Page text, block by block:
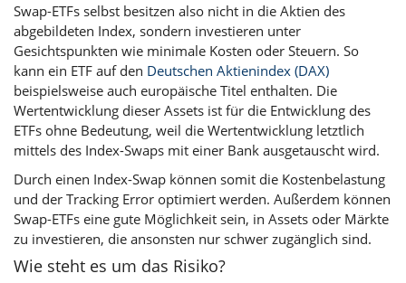
Swap-ETFs selbst besitzen also nicht in die Aktien des
abgebildeten Index, sondern investieren unter
Gesichtspunkten wie minimale Kosten oder Steuern. So
kann ein ETF auf den Deutschen Aktienindex (DAX)
beispielsweise auch europäische Titel enthalten. Die
Wertentwicklung dieser Assets ist für die Entwicklung des
ETFs ohne Bedeutung, weil die Wertentwicklung letztlich
mittels des Index-Swaps mit einer Bank ausgetauscht wird.
Durch einen Index-Swap können somit die Kostenbelastung
und der Tracking Error optimiert werden. Außerdem können
Swap-ETFs eine gute Möglichkeit sein, in Assets oder Märkte
zu investieren, die ansonsten nur schwer zugänglich sind.
Wie steht es um das Risiko?